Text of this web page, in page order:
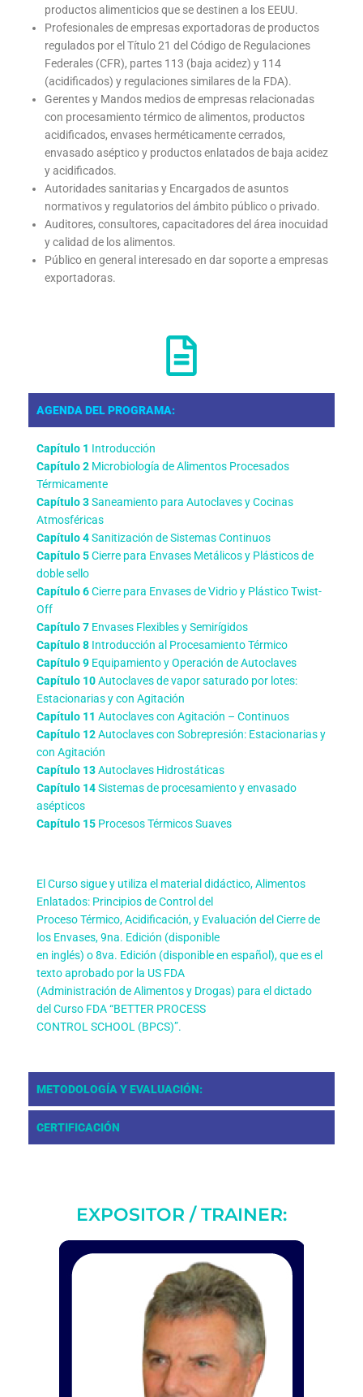
productos alimenticios que se destinen a los EEUU.
Profesionales de empresas exportadoras de productos
regulados por el Título 21 del Código de Regulaciones
Federales (CFR), partes 113 (baja acidez) y 114
(acidificados) y regulaciones similares de la FDA).
Gerentes y Mandos medios de empresas relacionadas
con procesamiento térmico de alimentos, productos
acidificados, envases herméticamente cerrados,
envasado aséptico y productos enlatados de baja acidez
y acidificados.
Autoridades sanitarias y Encargados de asuntos
normativos y regulatorios del ámbito público o privado.
Auditores, consultores, capacitadores del área inocuidad
y calidad de los alimentos.
Público en general interesado en dar soporte a empresas
exportadoras.
AGENDA DEL PROGRAMA:
Capítulo 1 Introducción
Capítulo 2 Microbiología de Alimentos Procesados
Térmicamente
Capítulo 3Saneamiento para Autoclaves y Cocinas
Atmosféricas
Capítulo 4Sanitización de Sistemas Continuos
Capítulo 5Cierre para Envases Metálicos y Plásticos de
doble sello
Capítulo 6Cierre para Envases de Vidrio y Plástico Twist-
Off
Capítulo 7 Envases Flexibles y Semirígidos
Capítulo 8 Introducción al Procesamiento Térmico
Capítulo 9 Equipamiento y Operación de Autoclaves
Capítulo 10Autoclaves de vapor saturado por lotes:
Estacionarias y con Agitación
Capítulo 11 Autoclaves con Agitación – Continuos
Capítulo 12Autoclaves con Sobrepresión: Estacionarias y
con Agitación
Capítulo 13Autoclaves Hidrostáticas
Capítulo 14Sistemas de procesamiento y envasado
asépticos
Capítulo 15 Procesos Térmicos Suaves
El Curso sigue y utiliza el material didáctico, Alimentos
Enlatados: Principios de Control del
Proceso Térmico, Acidificación, y Evaluación del Cierre de
los Envases, 9na. Edición (disponible
en inglés) o 8va. Edición (disponible en español), que es el
texto aprobado por la US FDA
(Administración de Alimentos y Drogas) para el dictado
del Curso FDA “BETTER PROCESS
CONTROL SCHOOL (BPCS)”.
METODOLOGÍA Y EVALUACIÓN:
CERTIFICACIÓN
EXPOSITOR / TRAINER: